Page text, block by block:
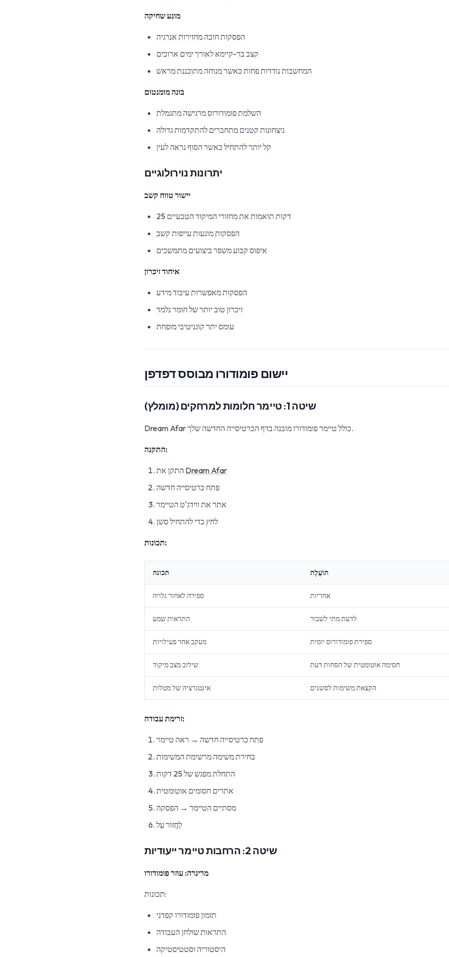
מונע שחיקה
הפסקות חובה מחזירות אנרגיה
קצב בר-קיימא לאורך ימים ארוכים
המחשבות נודדות פחות כאשר מנוחה מתוכננת מראש
בונה מומנטום
השלמת פומודורוס מרגישה מתגמלת
ניצחונות קטנים מתחברים להתקדמות גדולה
קל יותר להתחיל כאשר הסוף נראה לעין
יתרונות נוירולוגיים
יישור טווח קשב
25 דקות תואמות את מחזורי המיקוד הטבעיים
הפסקות מונעות עייפות קשב
איפוס קבוע משפר ביצועים מתמשכים
איחוד זיכרון
הפסקות מאפשרות עיבוד מידע
זיכרון טוב יותר של חומר נלמד
עומס יתר קוגניטיבי מופחת
יישום פומודורו מבוסס דפדפן
שיטה 1: טיימר חלומות למרחקים (מומלץ)
Dream Afar כולל טיימר פומודורו מובנה בדף הכרטיסייה החדשה שלך.
התקנה:
Dream Afar
פתח כרטיסייה חדשה
אתר את ווידג'ט הטיימר
לחץ כדי להתחיל סשן
תכונות:
תכונה תוֹעֶלֶת
ספירה לאחור גלויה אחריות
התראות שמע לדעת מתי לשבור
מעקב אחר פעילויות ספירת פומודורוס יומית
שילוב מצב מיקוד חסימה אוטומטית של הסחות דעת
אינטגרציה של מטלות הקצאת משימות לסשנים
זרימת עבודה:
פתח כרטיסייה חדשה → ראה טיימר
בחירת משימה מרשימת המשימות
התחלת מפגש של 25 דקות
אתרים חסומים אוטומטית
מסתיים הטיימר → הפסקה
לַחֲזוֹר עַל
שיטה 2: הרחבות טיימר ייעודיות
מרינרה: עוזר פומודורו
תכונות:
תזמון פומודורו קפדני
התראות שולחן העבודה
היסטוריה וסטטיסטיקה